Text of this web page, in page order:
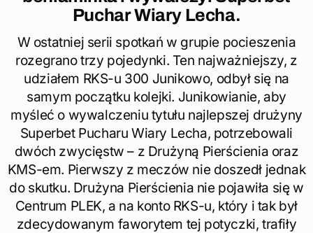
Puchar Wiary Lecha.
W ostatniej serii spotkań w grupie pocieszenia
rozegrano trzy pojedynki. Ten najważniejszy, z
udziałem RKS-u 300 Junikowo, odbył się na
samym początku kolejki. Junikowianie, aby
myśleć o wywalczeniu tytułu najlepszej drużyny
Superbet Pucharu Wiary Lecha, potrzebowali
dwóch zwycięstw – z Drużyną Pierścienia oraz
KMS-em. Pierwszy z meczów nie doszedł jednak
do skutku. Drużyna Pierścienia nie pojawiła się w
Centrum PLEK, a na konto RKS-u, który i tak był
zdecydowanym faworytem tej potyczki, trafiły